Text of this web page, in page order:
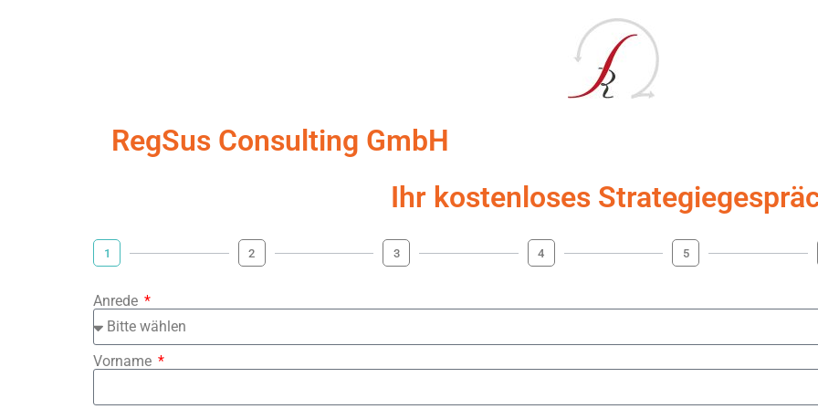
RegSus Consulting GmbH
Ihr kostenloses
1 2 3 4 5
Anrede
Vorname